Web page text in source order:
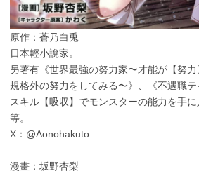
原作：蒼乃白兎
日本輕小說家。
另著有《世界最強の努力家〜才能が【努
規格外の努力をしてみる〜》、《不遇職
スキル【吸収】でモンスターの能力を手に
等。
X：@Aonohakuto
漫畫：坂野杏梨